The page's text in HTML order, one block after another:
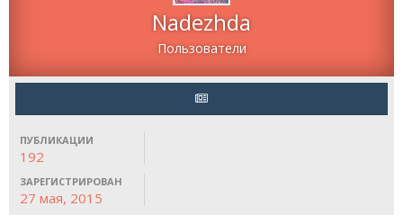
Nadezhda
Пользователи
ПУБЛИКАЦИИ
192
ЗАРЕГИСТРИРОВАН
27 мая, 2015